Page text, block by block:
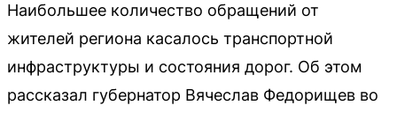
Наибольшее количество обращений от
жителей региона касалось транспортной
инфраструктуры и состояния дорог. Об этом
рассказал губернатор Вячеслав Федорищев во